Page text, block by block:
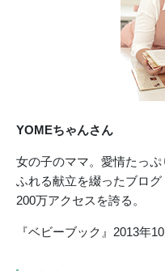
YOMEちゃんさん
女の子のママ。愛情たっ
ふれる献立を綴ったブロ
200万アクセスを誇る。
『ベビーブック』2013年